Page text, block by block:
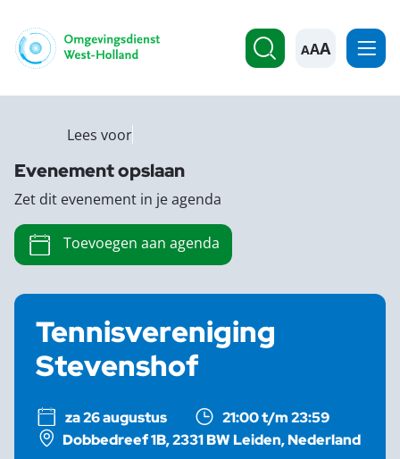
A
Tennisvereniging
Stevenshof
za 26 augustus
21:00 t/m 23:59
Dobbedreef 1B, 2331 BW Leiden, Nederland
Lees voor
Evenement opslaan
Zet dit evenement in je agenda
Toevoegen aan agenda